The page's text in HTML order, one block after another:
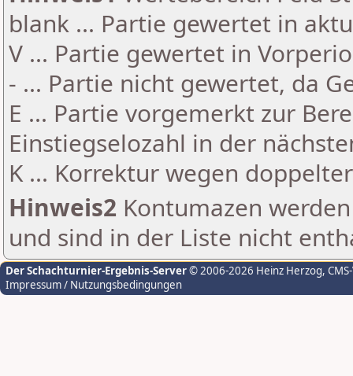
blank ... Partie gewertet in
V ... Partie gewertet in
- ... Partie nicht gewertet, da
E ... Partie vorgemerkt zur
Einstiegselozahl in der
K ... Korrektur wegen
Hinweis2 Kontumazen
und sind in der Liste nicht
Der Schachturnier-Ergebnis-Server© 2006-2026 Heinz Herzog,
Impressum / Nutzungsbedingungen